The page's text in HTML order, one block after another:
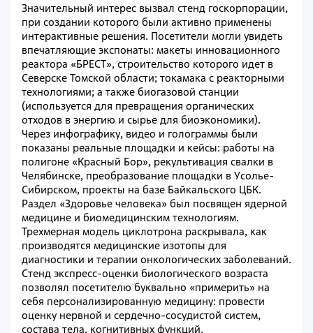
Значительный интерес вызвал стенд госкорпорации,
при создании которого были активно применены
интерактивные решения. Посетители могли увидеть
впечатляющие экспонаты: макеты инновационного
реактора «БРЕСТ», строительство которого идет в
Северске Томской области; токамака с реакторными
технологиями; а также биогазовой станции
(используется для превращения органических
отходов в энергию и сырье для биоэкономики).
Через инфографику, видео и голограммы были
показаны реальные площадки и кейсы: работы на
полигоне «Красный Бор», рекультивация свалки в
Челябинске, преобразование площадки в Усолье-
Сибирском, проекты на базе Байкальского ЦБК.
Раздел «Здоровье человека» был посвящен ядерной
медицине и биомедицинским технологиям.
Трехмерная модель циклотрона раскрывала, как
производятся медицинские изотопы для
диагностики и терапии онкологических заболеваний.
Стенд экспресс-оценки биологического возраста
позволял посетителю буквально «примерить» на
себя персонализированную медицину: провести
оценку нервной и сердечно‑сосудистой систем,
состава тела, когнитивных функций.